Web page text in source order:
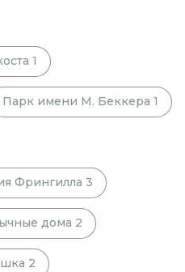
1
Парк имени М. Беккера 1
Фрингилла 3
дома 2
2